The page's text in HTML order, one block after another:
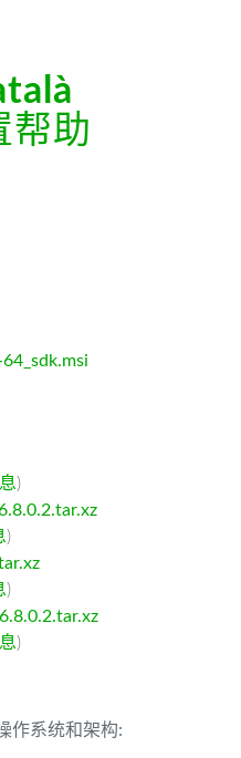
帮助
)
)
)
)
作系统和架构: